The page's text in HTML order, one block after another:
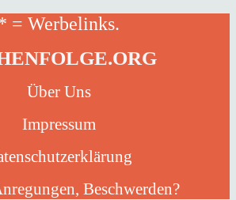
= Werbelinks.
Über Uns
Impressum
Beschwerden?